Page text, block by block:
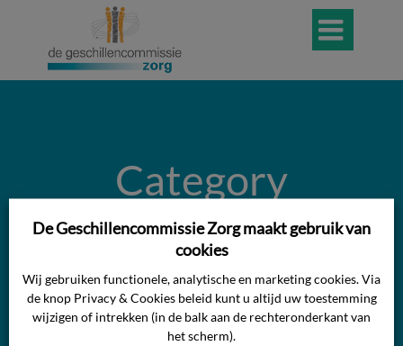

Category
Archives for
"Huidzorg"
De Geschillencommissie Zorg maakt gebruik van
cookies
Wij gebruiken functionele, analytische en marketing cookies. Via
de knop Privacy & Cookies beleid kunt u altijd uw toestemming
wijzigen of intrekken (in de balk aan de rechteronderkant van
het scherm).